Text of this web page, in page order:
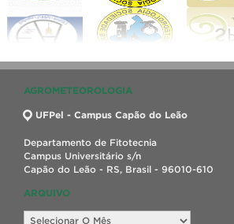
AGROMETEOROLOGIA
UFPel - Campus Capão do Leão
Departamento de Fitotecnia
Campus Universitário s/n
Capão do Leão - RS, Brasil - 96010-610
ARQUIVO
Arquivo